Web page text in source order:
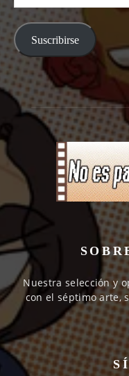
de
email
Suscribirse
Nuestra selección y
con el séptimo arte,